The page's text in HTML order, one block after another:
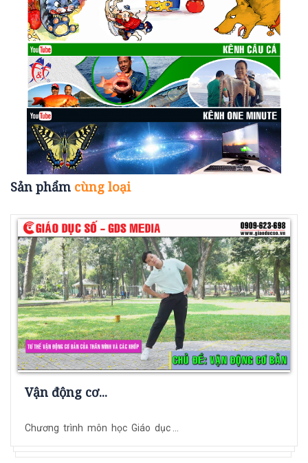
Sản phẩm cùng loại
Vận động cơ...
Chương trình môn học Giáo dục ...